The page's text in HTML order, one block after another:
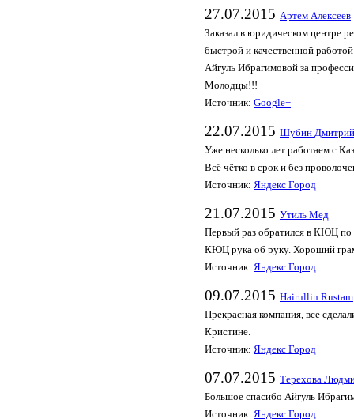
27.07.2015 Артем Алексеев
Заказал в юридическом центре
быстрой и качественной
Айгуль Ибрагимовой за
Молодцы!!!
Источник: Google+
22.07.2015 Шубин Дмитрий
Уже несколько лет работаем с
Всё чётко в срок и без
Источник: Яндекс Город
21.07.2015 Утиль Мед
Первый раз обратился в КЮЦ по
КЮЦ рука об руку. Хороший
Источник: Яндекс Город
09.07.2015 Hairullin Rustam
Прекрасная компания, все
Кристине.
Источник: Яндекс Город
07.07.2015 Терехова
Большое спасибо Айгуль
Источник: Яндекс Город